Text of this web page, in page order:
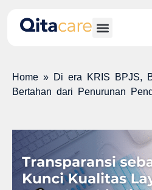
Home » Di era KRIS BPJS,
Bertahan dari Penurunan